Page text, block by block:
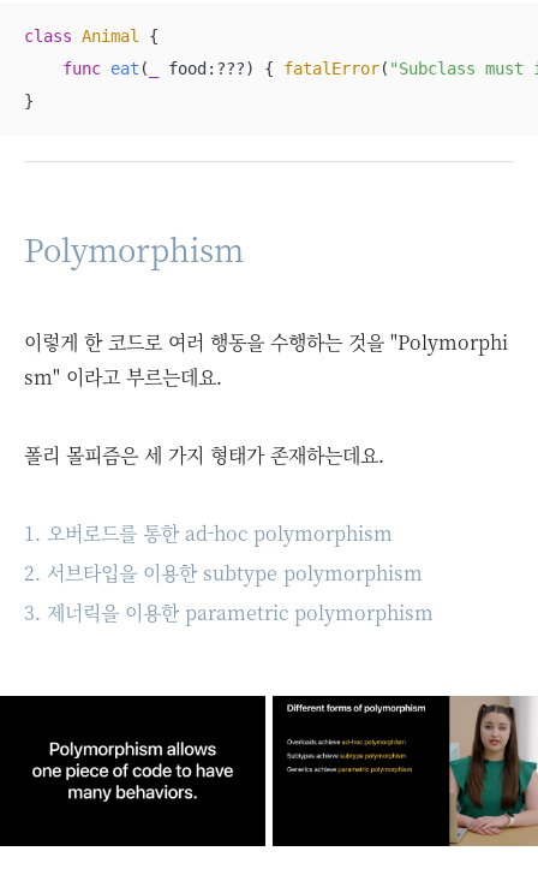
class Animal
{
func eat ( food : ???) { fatalError( "Subclass
}
Polymorphism
이렇게 한 코드로 여러 행동을 수행하는 것을 "Polymorphi
sm" 이라고 부르는데요.
폴리 몰피즘은 세 가지 형태가 존재하는데요.
1. 오버로드를 통한 ad-hoc polymorphism
2. 서브타입을 이용한 subtype polymorphism
3. 제너릭을 이용한 parametric polymorphism